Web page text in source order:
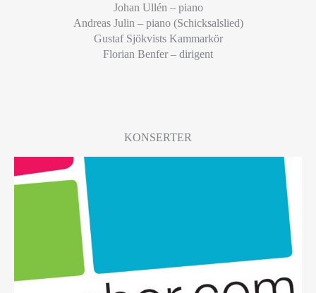
Johan Ullén – piano
Andreas Julin – piano (Schicksalslied)
Gustaf Sjökvists Kammarkör
Florian Benfer – dirigent
KONSERTER